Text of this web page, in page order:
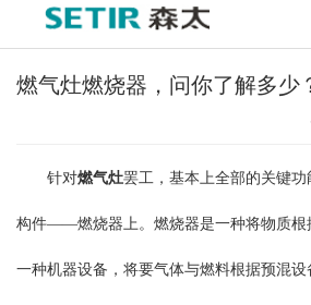
燃气灶燃烧器，问你了解多少
针对燃气灶罢工，基本上全部的关键
构件——燃烧器上。燃烧器是一种将物质根
一种机器设备，将要气体与燃料根据预混